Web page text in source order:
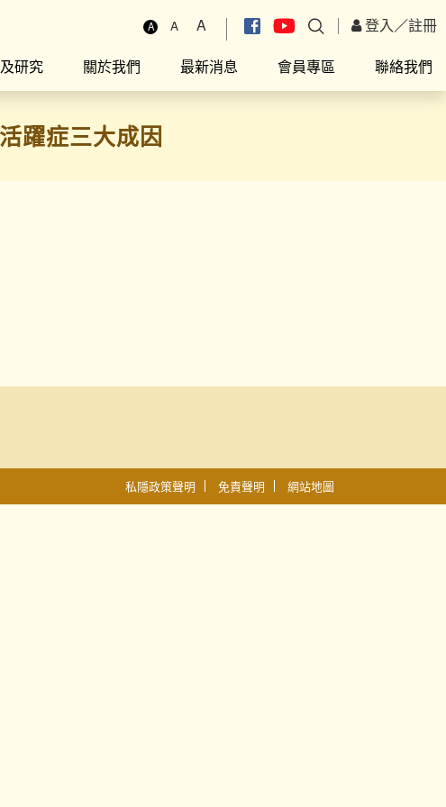
A A A 登入／註冊
研究 關於我們 最新消息 會員專區 聯絡我們
躍症三大成因
私隱政策聲明 免責聲明 網站地圖